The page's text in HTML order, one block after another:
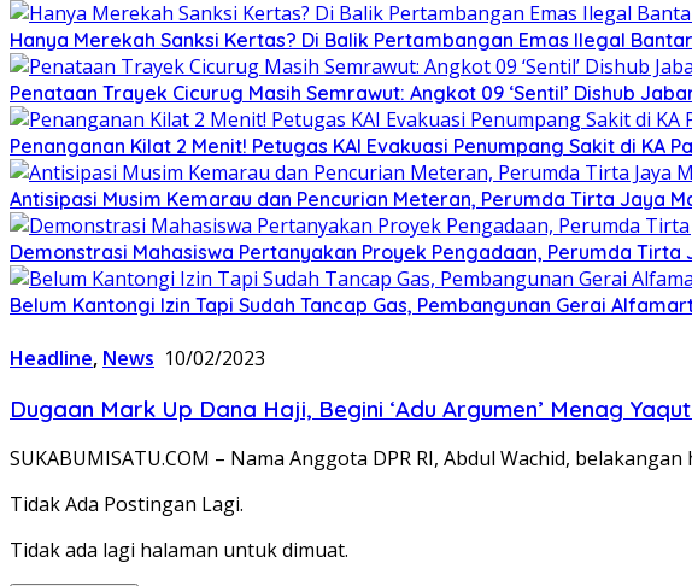
Hanya Merekah Sanksi Kertas? Di Balik Pertambangan Emas Ilegal
Penataan Trayek Cicurug Masih Semrawut: Angkot 09 ‘Sentil’ Dishub
Penanganan Kilat 2 Menit! Petugas KAI Evakuasi Penumpang Sakit di KA
Antisipasi Musim Kemarau dan Pencurian Meteran, Perumda Tirta Jaya
Demonstrasi Mahasiswa Pertanyakan Proyek Pengadaan, Perumda Tirta
Belum Kantongi Izin Tapi Sudah Tancap Gas, Pembangunan Gerai
Headline, News 10/02/2023
Dugaan Mark Up Dana Haji, Begini ‘Adu Argumen’ Menag
SUKABUMISATU.COM – Nama Anggota DPR RI, Abdul Wachid,
Tidak Ada Postingan Lagi.
Tidak ada lagi halaman untuk dimuat.